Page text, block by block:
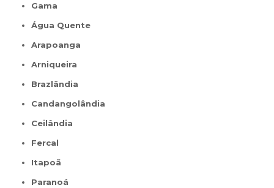
Gama
Água Quente
Arapoanga
Arniqueira
Brazlândia
Candangolândia
Ceilândia
Fercal
Itapoã
Paranoá